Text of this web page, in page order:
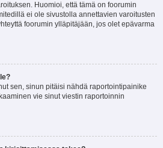
Huomioi, että tämä on foorumin
ei ole sivustolla annettavien varoitusten
foorumin ylläpitäjään, jos olet epävarma
sen, sinun pitäisi nähdä raportointipainike
vie sinut viestin raportoinnin